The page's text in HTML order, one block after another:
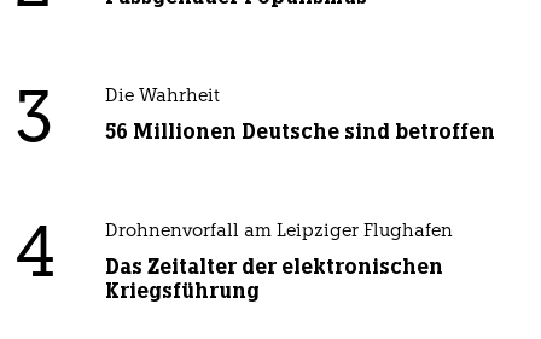
3 Die Wahrheit
56 Millionen Deutsche sind betroffen
4 Drohnenvorfall am Leipziger Flughafen
Das Zeitalter der elektronischen
Kriegsführung